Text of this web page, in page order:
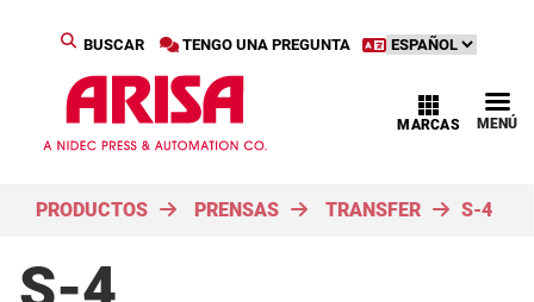
TENGO UNA PREGUNTA
BUSCAR
MENÚ
MARCAS
PRODUCTOS PRENSAS TRANSFER S-4